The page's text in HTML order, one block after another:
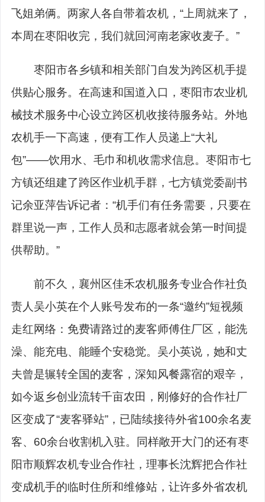
飞姐弟俩。两家人各自带着农机，“上周就来了，
本周在枣阳收完，我们就回河南老家收麦子。”
枣阳市各乡镇和相关部门自发为跨区机手提
供贴心服务。在高速和国道入口，枣阳市农业机
械技术服务中心设立跨区机收接待服务站。外地
农机手一下高速，便有工作人员递上“大礼
包”——饮用水、毛巾和机收需求信息。枣阳市七
方镇还组建了跨区作业机手群，七方镇党委副书
记余亚萍告诉记者：“机手们有任务需要，只要在
群里说一声，工作人员和志愿者就会第一时间提
供帮助。”
前不久，襄州区佳禾农机服务专业合作社负
责人吴小英在个人账号发布的一条“邀约”短视频
走红网络：免费请路过的麦客师傅住厂区，能洗
澡、能充电、能睡个安稳觉。吴小英说，她和丈
夫曾是辗转全国的麦客，深知风餐露宿的艰辛，
如今返乡创业流转千亩农田，刚修好的合作社厂
区变成了“麦客驿站”，已陆续接待外省100余名麦
客、60余台收割机入驻。同样敞开大门的还有枣
阳市顺辉农机专业合作社，理事长沈辉把合作社
变成机手的临时住所和维修站，让许多外省农机